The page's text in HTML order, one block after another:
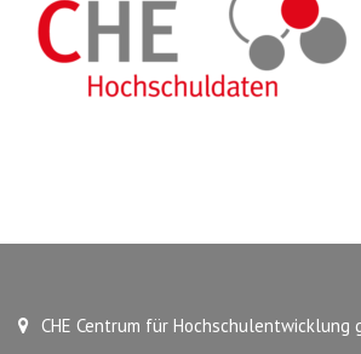
CHE Centrum für Hochschulentwicklung